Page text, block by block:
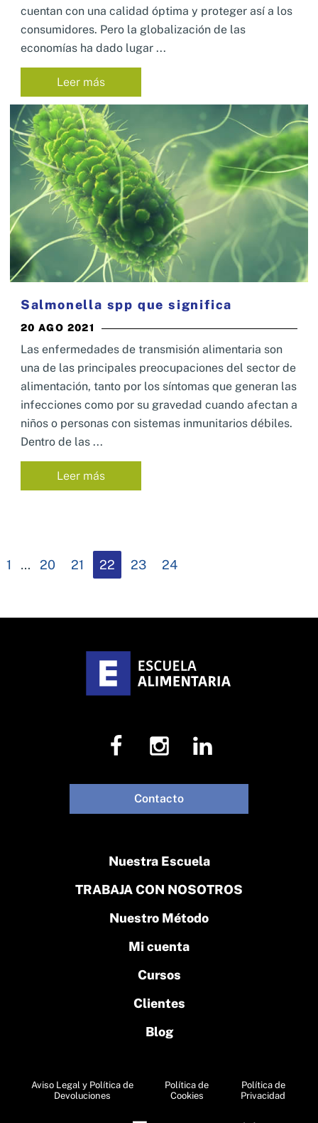
cuentan con una calidad óptima y proteger así a los
consumidores. Pero la globalización de las
economías ha dado lugar ...
Leer más
Salmonella spp que significa
20 AGO 2021
Las enfermedades de transmisión alimentaria son
una de las principales preocupaciones del sector de
alimentación, tanto por los síntomas que generan las
infecciones como por su gravedad cuando afectan a
niños o personas con sistemas inmunitarios débiles.
Dentro de las ...
Leer más
1 … 20 21 22 23 24
Nuestra Escuela
TRABAJA CON NOSOTROS
Nuestro Método
Mi cuenta
Cursos
Clientes
Blog
Contacto
Aviso Legal y Política de
Devoluciones
Política de
Cookies
Política de
Privacidad